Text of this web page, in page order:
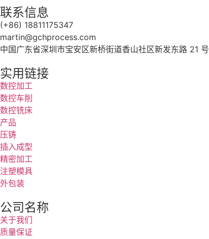
联系信息
(+86) 18811175347
martin@gchprocess.com
中国广东省深圳市宝安区新桥街道香山社区新发东路 21 号
实用链接
数控加工
数控车削
数控铣床
产品
压铸
插入成型
精密加工
注塑模具
外包装
公司名称
关于我们
质量保证